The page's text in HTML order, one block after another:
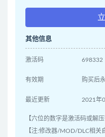
其他信息
激活码 698332
有效期 购买后
最近更新 2021年
【六位的数字是激活码或解
【注:修改器/MOD/DLC相关